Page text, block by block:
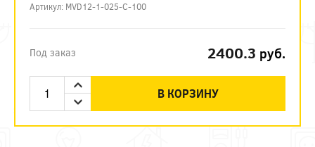
Артикул: MVD12-1-025-C-100
Под заказ 2400.3 руб.
В КОРЗИНУ